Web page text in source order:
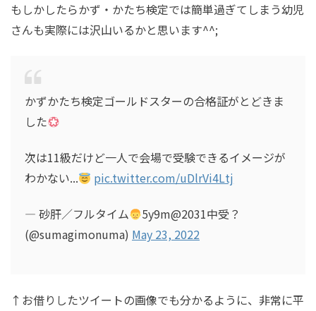
もしかしたらかず・かたち検定では簡単過ぎてしまう幼児
さんも実際には沢山いるかと思います^^;
かずかたち検定ゴールドスターの合格証がとどきま
した
次は11級だけど一人で会場で受験できるイメージが
わかない...
pic.twitter.com/uDlrVi4Ltj
— 砂肝／フルタイム
5y9m@2031中受？
(@sumagimonuma) May 23, 2022
↑お借りしたツイートの画像でも分かるように、非常に平